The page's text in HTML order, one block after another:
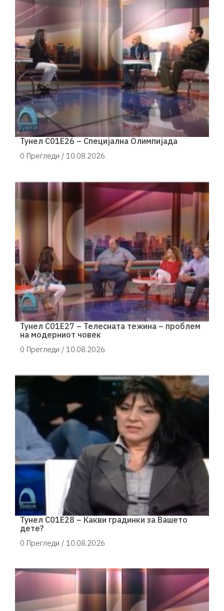
Тунел С01Е26 – Специјална Олимпијада
0 Прегледи / 10.08.2026
Тунел С01Е27 – Телесната тежина – проблем
на модерниот човек
0 Прегледи / 10.08.2026
Тунел С01Е28 – Какви градинки за Вашето
дете?
0 Прегледи / 10.08.2026